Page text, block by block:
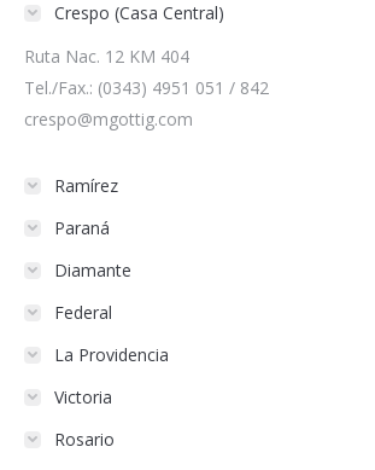
Crespo (Casa Central)
Ruta Nac. 12 KM 404
Tel./Fax.: (0343) 4951 051 / 842
crespo@mgottig.com
Ramírez
Paraná
Diamante
Federal
La Providencia
Victoria
Rosario